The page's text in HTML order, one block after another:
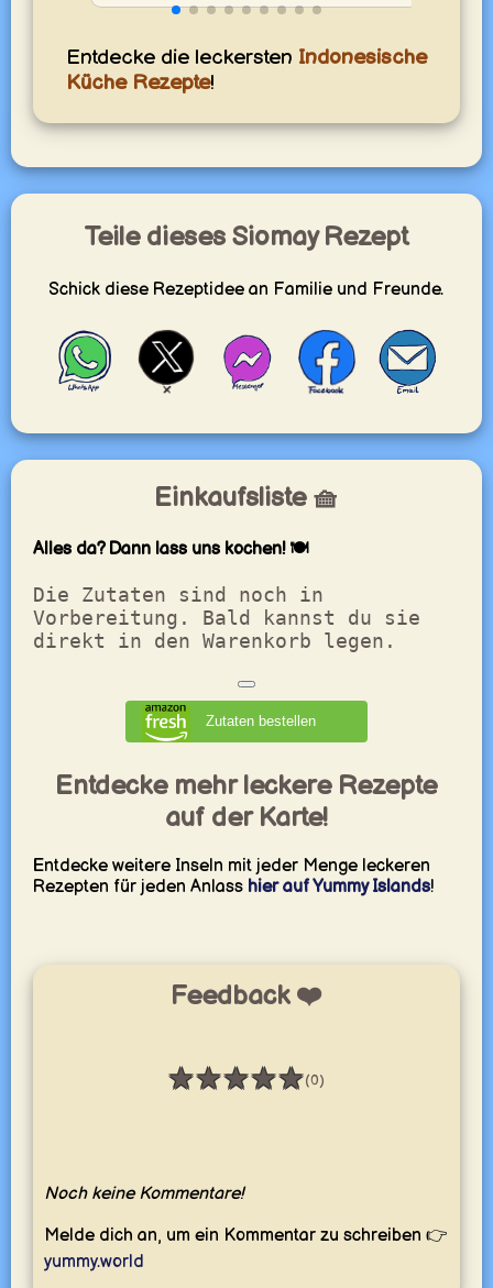
Entdecke die leckersten Indonesische
Küche Rezepte!
Teile dieses Siomay Rezept
Schick diese Rezeptidee an Familie und Freunde.
Einkaufsliste 🧺
Alles da? Dann lass uns kochen! 🍽️
Die Zutaten sind noch in
Vorbereitung. Bald kannst du sie
direkt in den Warenkorb legen.
Zutaten bestellen
Entdecke mehr leckere Rezepte
auf der Karte!
Entdecke weitere Inseln mit jeder Menge leckeren
Rezepten für jeden Anlass hier auf Yummy Islands!
Feedback ❤️
★★★★★
Bewertung: 0 / 5 (0)
Noch keine Kommentare!
Melde dich an, um ein Kommentar zu schreiben 👉
yummy.world